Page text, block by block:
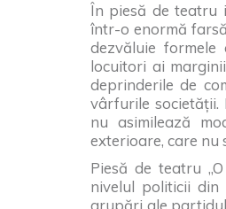
În piesă de teatru
într-o enormă
dezvăluie
locuitori ai
deprinderile de
vârfurile societății.
nu asimilează
exterioare, care nu
Piesă de teatru
nivelul politicii
grupări ale